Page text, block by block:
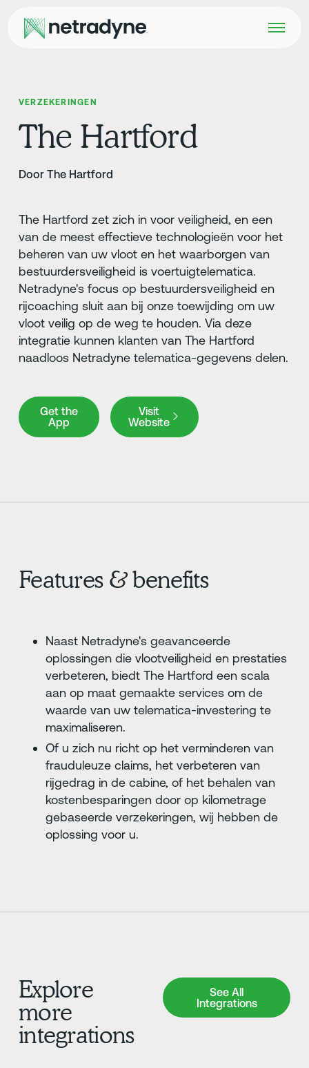
VERZEKERINGEN
The Hartford
Door The Hartford
The Hartford zet zich in voor veiligheid, en een
van de meest effectieve technologieën voor het
beheren van uw vloot en het waarborgen van
bestuurdersveiligheid is voertuigtelematica.
Netradyne's focus op bestuurdersveiligheid en
rijcoaching sluit aan bij onze toewijding om uw
vloot veilig op de weg te houden. Via deze
integratie kunnen klanten van The Hartford
naadloos Netradyne telematica-gegevens delen.
Get the
App
Get the App
Visit
Website
Visit Website
Features & benefits
Naast Netradyne's geavanceerde
oplossingen die vlootveiligheid en prestaties
verbeteren, biedt The Hartford een scala
aan op maat gemaakte services om de
waarde van uw telematica-investering te
maximaliseren.
Of u zich nu richt op het verminderen van
frauduleuze claims, het verbeteren van
rijgedrag in de cabine, of het behalen van
kostenbesparingen door op kilometrage
gebaseerde verzekeringen, wij hebben de
oplossing voor u.
Explore
more
integrations
See All
Integrations
See All Integrations